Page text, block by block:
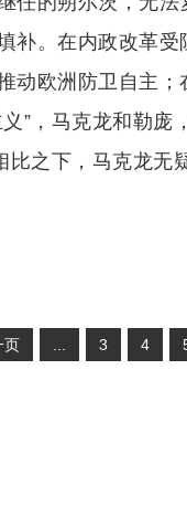
补。在内政改革
动欧洲防卫自主
”，马克龙和勒庞
比之下，马克龙
页 3 4